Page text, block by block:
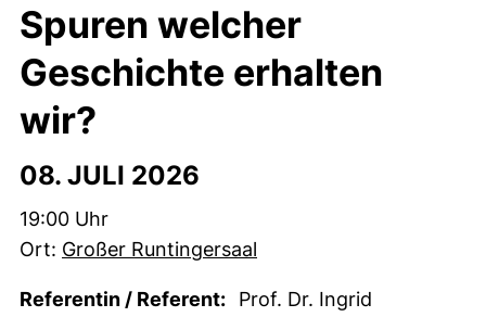
Spuren welcher
Geschichte erhalten
wir?
08. JULI 2026
Zeit:
19:00 Uhr
Ort: Großer Runtingersaal
Referentin / Referent:
Prof. Dr. Ingrid